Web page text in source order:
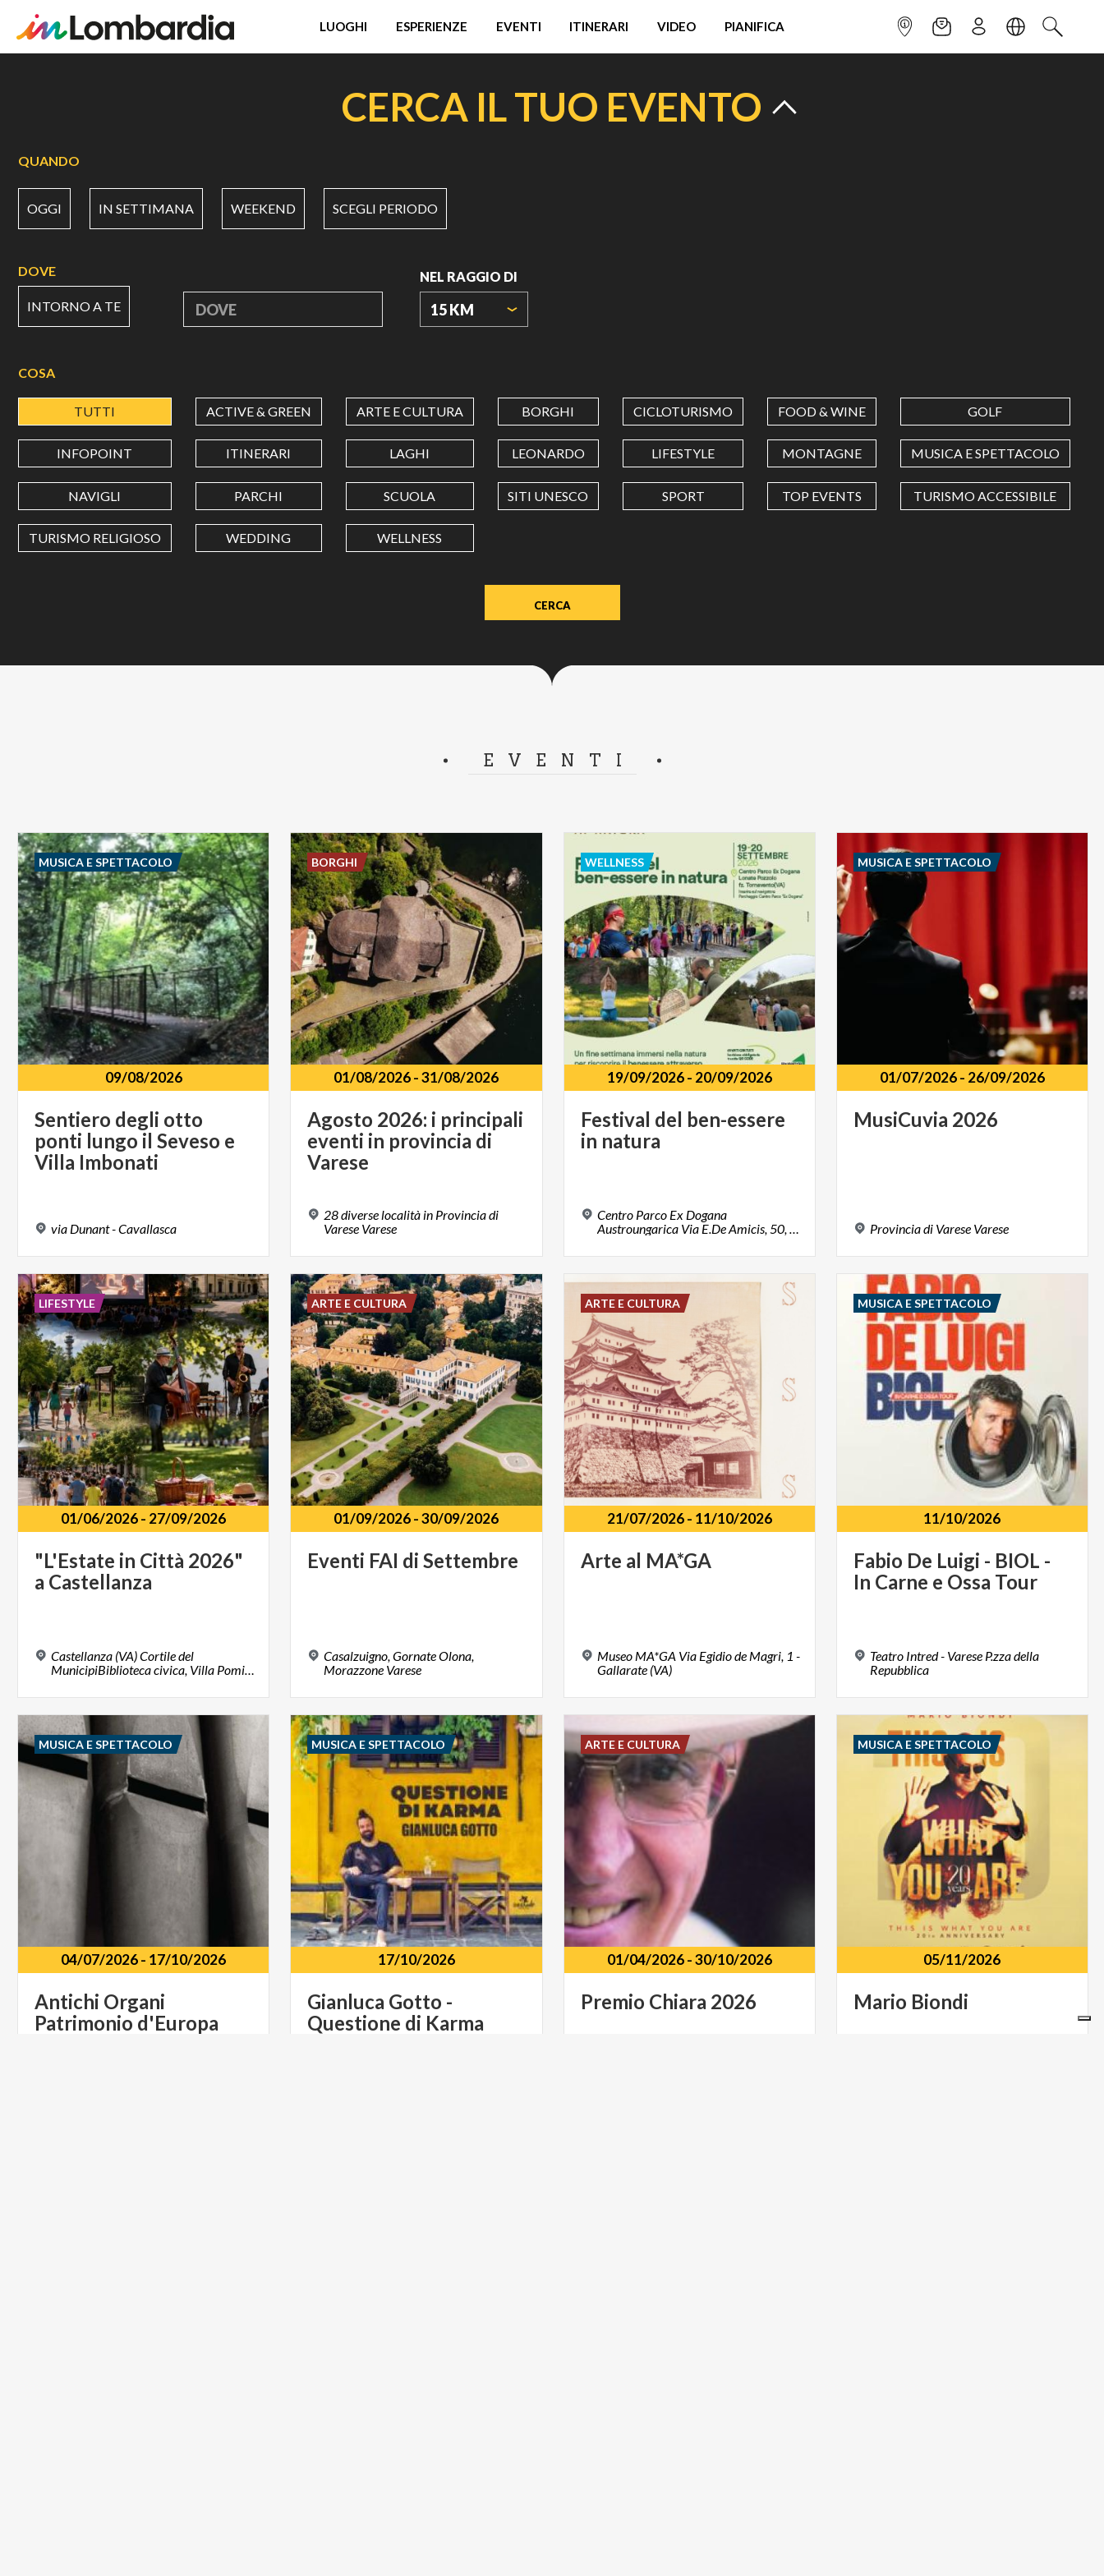
LUOGHI ESPERIENZE EVENTI ITINERARI VIDEO PIANIFICA INFOPOINTNEWSLETTER
ISCRIVITILINGUACERCA
CERCA IL TUO EVENTO
QUANDO
OGGI IN SETTIMANA WEEKEND SCEGLI PERIODO
DOVE
INTORNO A TE DOVE
NEL RAGGIO DI
15 KM
LONGITUDINE
dot
COSA
TUTTI ACTIVE & GREEN ARTE E CULTURA BORGHI CICLOTURISMO FOOD & WINE GOLF
INFOPOINT ITINERARI LAGHI LEONARDO LIFESTYLE MONTAGNE MUSICA E SPETTACOLO
NAVIGLI PARCHI SCUOLA SITI UNESCO SPORT TOP EVENTS TURISMO ACCESSIBILE
TURISMO RELIGIOSO WEDDING WELLNESS
EVENTI
09/08/2026
Sentiero degli otto
ponti lungo il Seveso e
Villa Imbonati
via Dunant-Cavallasca
MUSICA E SPETTACOLO
01/08/2026-31/08/2026
Agosto 2026: i principali
eventi in provincia di
Varese
28 diverse località in Provincia di
Varese Varese
BORGHI
19/09/2026- 20/09/2026
Festival del ben-essere
in natura
Centro Parco Ex Dogana
WELLNESS
01/07/2026- 26/09/2026
MusiCuvia 2026
Provinciadi Varese Varese
MUSICA E SPETTACOLO
01/06/2026- 27/09/2026
"L'Estate in Città 2026"
a Castellanza
Castellanza (VA) Cortile del
LIFESTYLE
01/09/2026-30/09/2026
Eventi FAI di Settembre
Casalzuigno, Gornate Olona,
Morazzone Varese
ARTE E CULTURA
21/07/2026- 11/10/2026
Arte al MA*GA
Museo MA*GA Via Egidio de Magri, 1 -
Gallarate (VA)
ARTE E CULTURA
11/10/2026
Fabio De Luigi - BIOL -
In Carne e Ossa Tour
Teatro Intred - Varese P.zza della
Repubblica
MUSICA E SPETTACOLO
04/07/2026- 17/10/2026
Antichi Organi
Patrimonio d'Europa
MUSICA E SPETTACOLO
17/10/2026
Gianluca Gotto -
Questione di Karma
MUSICA E SPETTACOLO
01/04/2026-30/10/2026
Premio Chiara 2026
ARTE E CULTURA
05/11/2026
Mario Biondi
MUSICA E SPETTACOLO